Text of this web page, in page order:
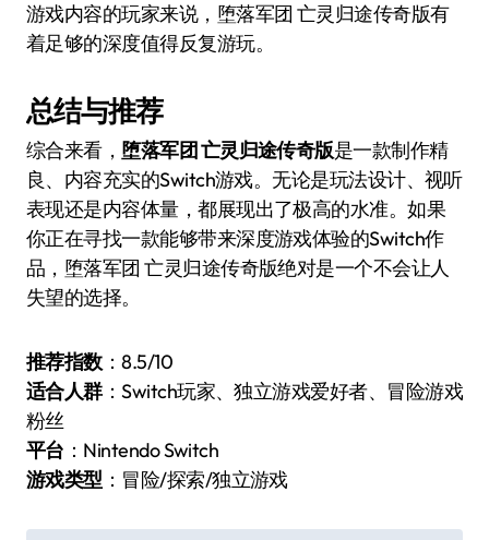
游戏内容的玩家来说，堕落军团 亡灵归途传奇版有
着足够的深度值得反复游玩。
总结与推荐
综合来看， 堕落军团 亡灵归途传奇版是一款制作精
良、内容充实的Switch游戏。无论是玩法设计、视听
表现还是内容体量，都展现出了极高的水准。如果
你正在寻找一款能够带来深度游戏体验的Switch作
品，堕落军团 亡灵归途传奇版绝对是一个不会让人
失望的选择。
推荐指数：8.5/10
适合人群：Switch玩家、独立游戏爱好者、冒险游戏
粉丝
平台 ：Nintendo Switch
游戏类型 ：冒险/探索/独立游戏